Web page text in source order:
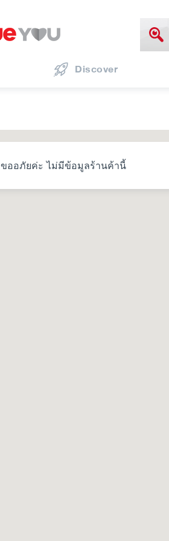
Discover
ขออภัยค่ะ ไม่มีข้อมูลร้านค้านี้